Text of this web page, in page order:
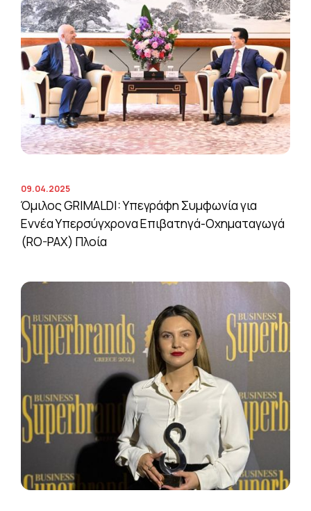
09.04.2025
Όμιλος GRIMALDI: Υπεγράφη Συμφωνία για
Εννέα Υπερσύγχρονα Επιβατηγά-Οχηματαγωγά
(RO-PAX) Πλοία